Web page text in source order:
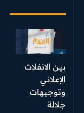
بين الانفلات
الإعلاني
وتوجيهات
جلالة